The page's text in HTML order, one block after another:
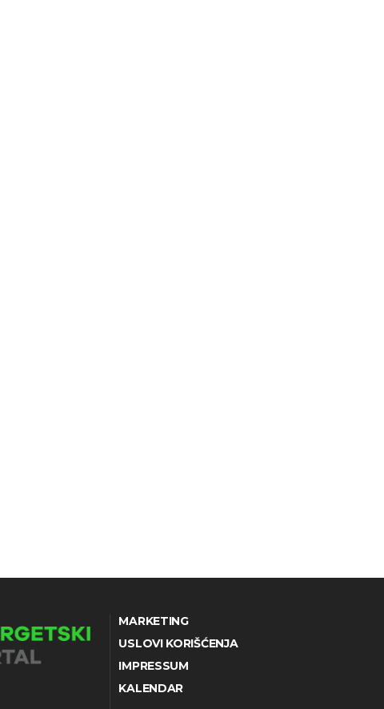
MARKETING
USLOVI KORIŠĆENJA
IMPRESSUM
KALENDAR